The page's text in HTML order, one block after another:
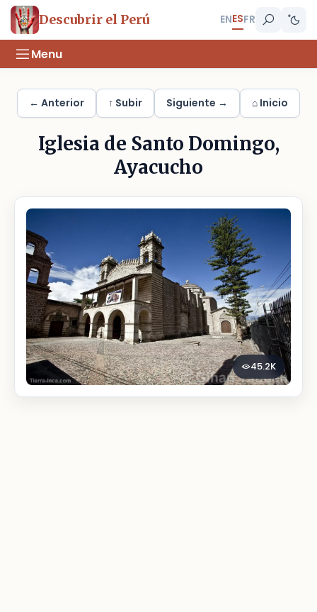
Descubrir el Perú ENESFR
Menu
← Anterior ↑ Subir Siguiente → ⌂ Inicio
Iglesia de Santo Domingo,
Ayacucho
45.2K